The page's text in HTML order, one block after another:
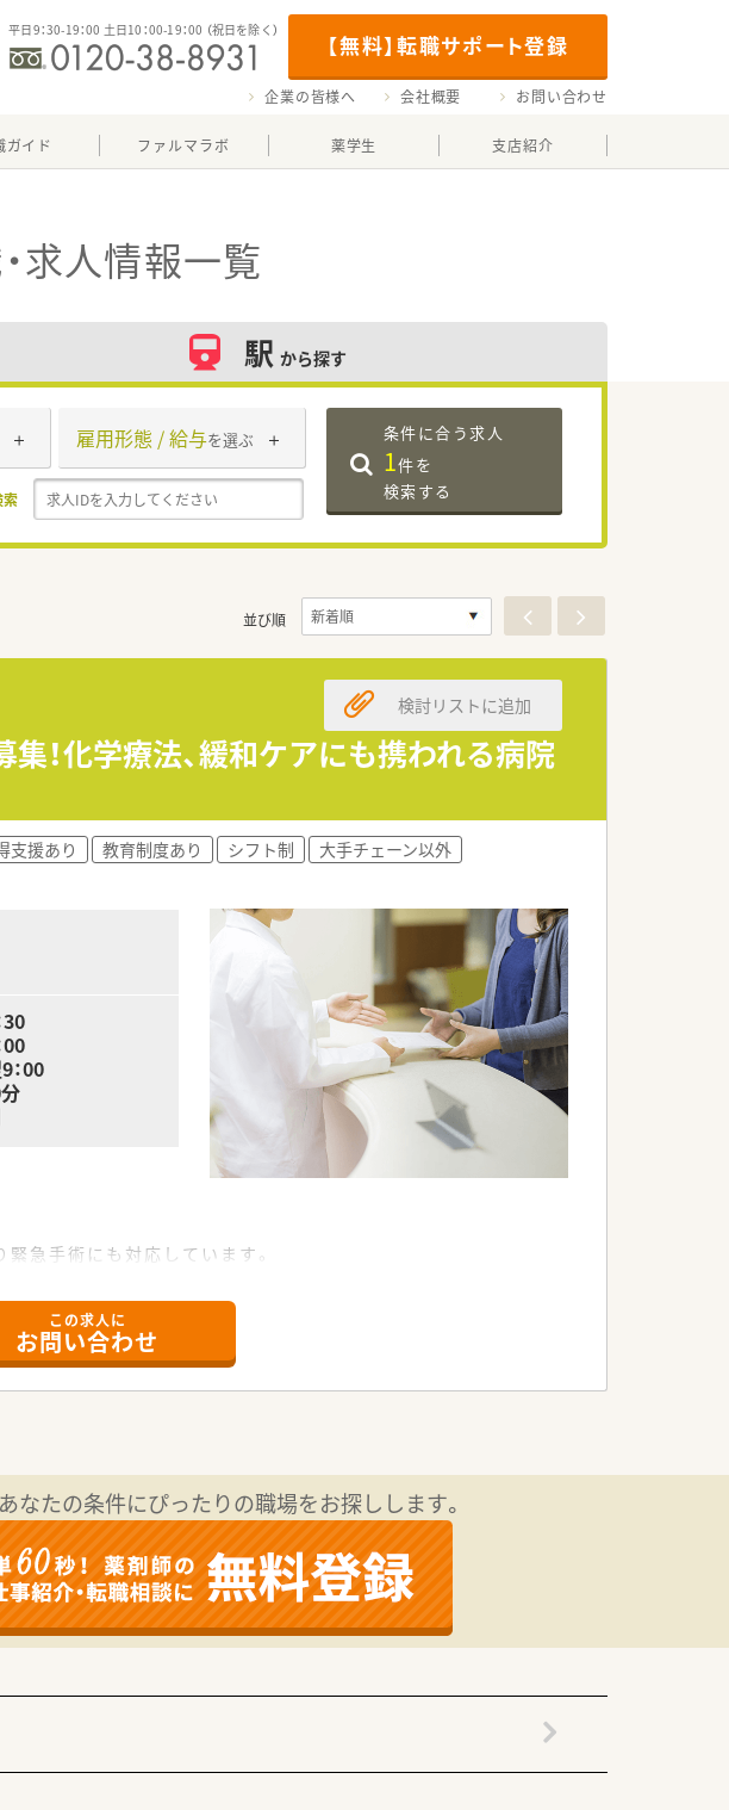
【無料】転職サポート登録
平日9：30-19：00 土日10：00-19：00 （祝日を除く）
企業の皆様へ 会社概要 お問い合わせ
ガイド ファルマラボ 薬学生 支店紹介
求人情報一覧
駅 から探す
雇用形態 / 給与を選ぶ
索
条件に合う求人
1件を
検索する
並び順
！化学療法、緩和ケアにも携われる病院
検討リストに追加
支援あり 教育制度あり シフト制
大手チェーン以外
00
急手術にも対応しています。
知識や診療体制を備えているのが強みです。
アチーム、栄養サポートチーム、褥瘡対策チーム、心不全チ
ています。
この求人に
お問い合わせ
なたの条件にぴったりの職場をお探しします。